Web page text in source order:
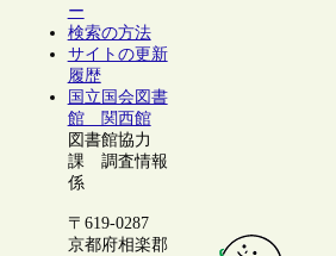
ー
検索の方法
サイトの更新
履歴
国立国会図書
館 関西館
図書館協力
課 調査情報
係
〒619-0287
京都府相楽郡